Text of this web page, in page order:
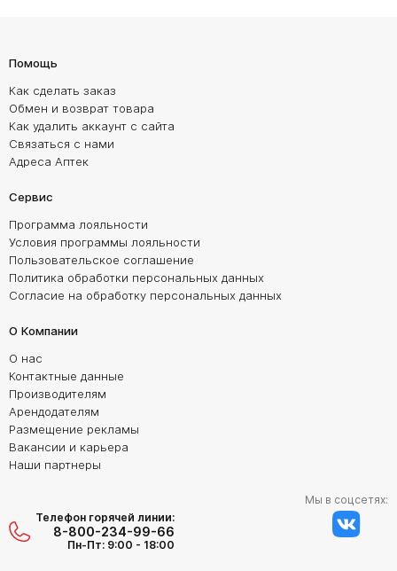
Помощь
Как сделать заказ
Обмен и возврат товара
Как удалить аккаунт с сайта
Связаться с нами
Адреса Аптек
Сервис
Программа лояльности
Условия программы лояльности
Пользовательское соглашение
Политика обработки персональных данных
Согласие на обработку персональных данных
О Компании
О нас
Контактные данные
Производителям
Арендодателям
Размещение рекламы
Вакансии и карьера
Наши партнеры
Телефон горячей линии:
8-800-234-99-66
Пн-Пт: 9:00 - 18:00
Мы в соцсетях: